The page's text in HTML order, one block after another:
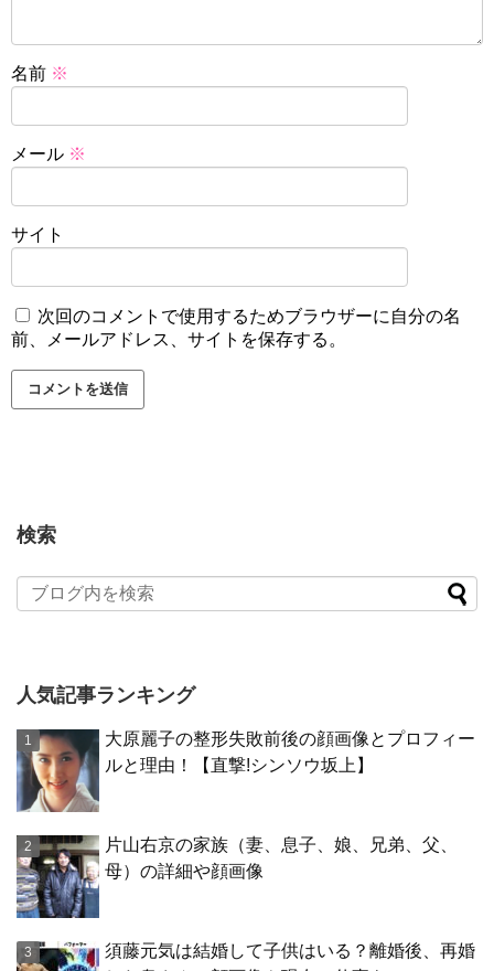
名前 ※
メール ※
サイト
次回のコメントで使用するためブラウザーに自分の名
前、メールアドレス、サイトを保存する。
検索
人気記事ランキング
大原麗子の整形失敗前後の顔画像とプロフィー
ルと理由！【直撃!シンソウ坂上】
片山右京の家族（妻、息子、娘、兄弟、父、
母）の詳細や顔画像
須藤元気は結婚して子供はいる？離婚後、再婚